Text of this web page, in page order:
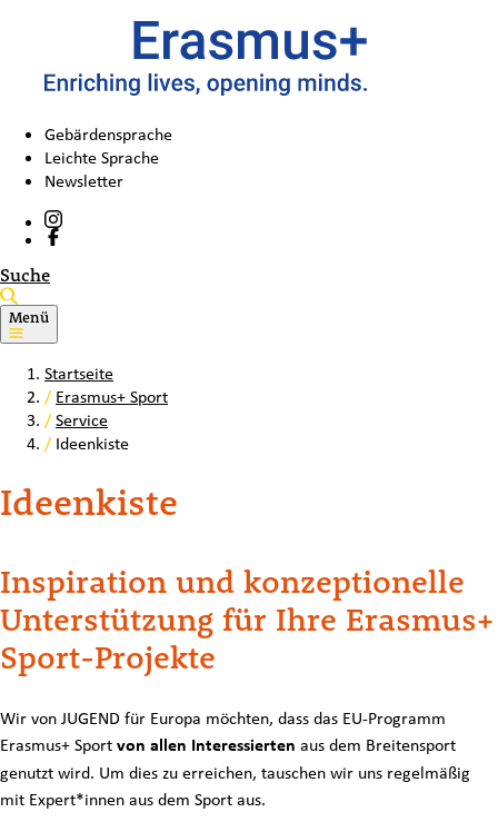
Gebärdensprache
Leichte Sprache
Newsletter
Suche
Menü
Startseite
/ Erasmus+ Sport
/Service
/ Ideenkiste
Ideenkiste
Inspiration und konzeptionelle
Unterstützung für Ihre Erasmus+
Sport-Projekte
Wir von JUGEND für Europa möchten, dass das EU-Programm
Erasmus+ Sportvon allen Interessierten aus dem Breitensport
genutzt wird. Um dies zu erreichen, tauschen wir uns regelmäßig
mit Expert*innen aus dem Sport aus.